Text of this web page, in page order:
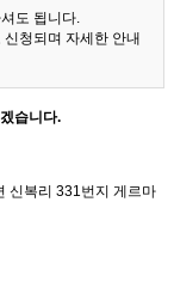
도 됩니다.
청되며 자세한 안내
습니다.
신복리 331번지 게르마